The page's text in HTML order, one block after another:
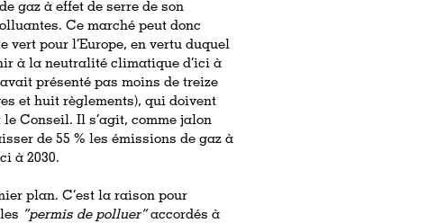
gaz à effet de serre de son
Ce marché peut donc
pour l’Europe, en vertu duquel
à la neutralité climatique d’ici à
présenté pas moins de treize
et huit règlements), qui doivent
Conseil. Il s’agit, comme jalon
de 55 % les émissions de gaz à
à 2030.
plan. C’est la raison pour
“permis de polluer”accordés à